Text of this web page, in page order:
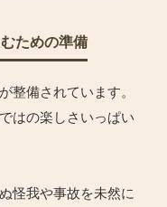
ための準備
整備されています。
はの楽しさいっぱい
怪我や事故を未然に